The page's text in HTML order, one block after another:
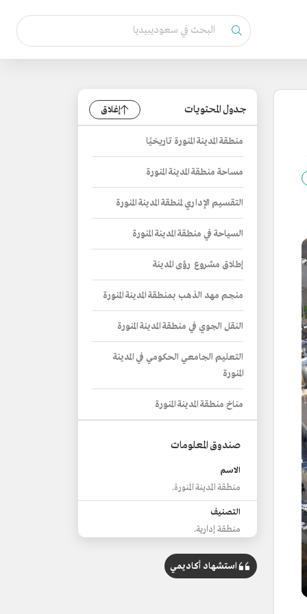
جدول المحتويات إغلاق
منطقة المدينة المنورة تاريخيًا
مساحة منطقة المدينة المنورة
التقسيم الإداري لمنطقة المدينة المنورة
السياحة في منطقة المدينة المنورة
إطلاق مشروع رؤى المدينة
منجم مهد الذهب بمنطقة المدينة المنورة
النقل الجوي في منطقة المدينة المنورة
التعليم الجامعي الحكومي في المدينة
المنورة
مناخ منطقة المدينة المنورة
صندوق المعلومات
الاسم
منطقة المدينة المنورة.
التصنيف
منطقة إدارية.
الموقع
غرب السعودية.
استشهاد أكاديمي